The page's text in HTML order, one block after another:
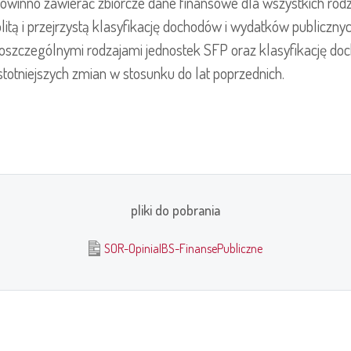
i przejrzystą klasyfikację dochodów i wydatków
rodzajami jednostek SFP oraz klasyfikację
zmian w stosunku do lat poprzednich.
pliki do pobrania
SOR-OpiniaIBS-FinansePubliczne